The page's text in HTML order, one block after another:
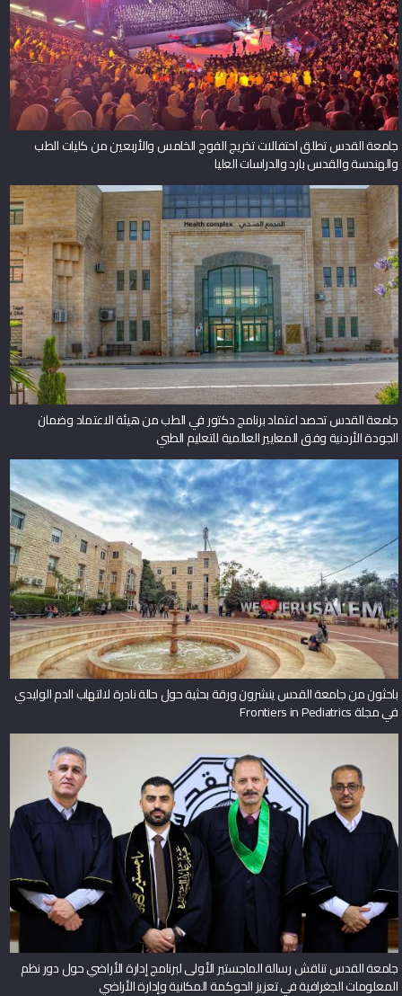
جامعة القدس تطلق احتفالات تخريج الفوج الخامس والأربعين من كليات الطب
والهندسة والقدس بارد والدراسات العليا
جامعة القدس تحصد اعتماد برنامج دكتور في الطب من هيئة الاعتماد وضمان
الجودة الأردنية وفق المعايير العالمية للتعليم الطبي
باحثون من جامعة القدس ينشرون ورقة بحثية حول حالة نادرة لالتهاب الدم الوليدي
في مجلة Frontiers in Pediatrics
جامعة القدس تناقش رسالة الماجستير الأولى لبرنامج إدارة الأراضي حول دور نظم
المعلومات الجغرافية في تعزيز الحوكمة المكانية وإدارة الأراضي